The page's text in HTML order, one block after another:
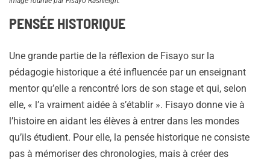
PENSÉE HISTORIQUE
Une grande partie de la réflexion de Fisayo sur la
pédagogie historique a été influencée par un enseignant
mentor qu’elle a rencontré lors de son stage et qui, selon
elle, « l’a vraiment aidée à s’établir ». Fisayo donne vie à
l’histoire en aidant les élèves à entrer dans les mondes
qu’ils étudient. Pour elle, la pensée historique ne consiste
pas à mémoriser des chronologies, mais à créer des